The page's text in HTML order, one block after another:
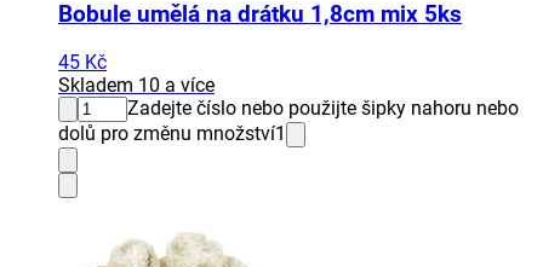
Bobule umělá na drátku 1,8cm mix 5ks
45 Kč
Skladem 10 a více
Zadejte číslo nebo použijte šipky nahoru nebo
dolů pro změnu množství1